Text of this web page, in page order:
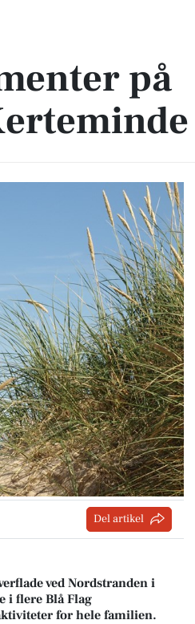
på
Del artikel
ved Nordstranden i
i flere Blå Flag
for hele familien.